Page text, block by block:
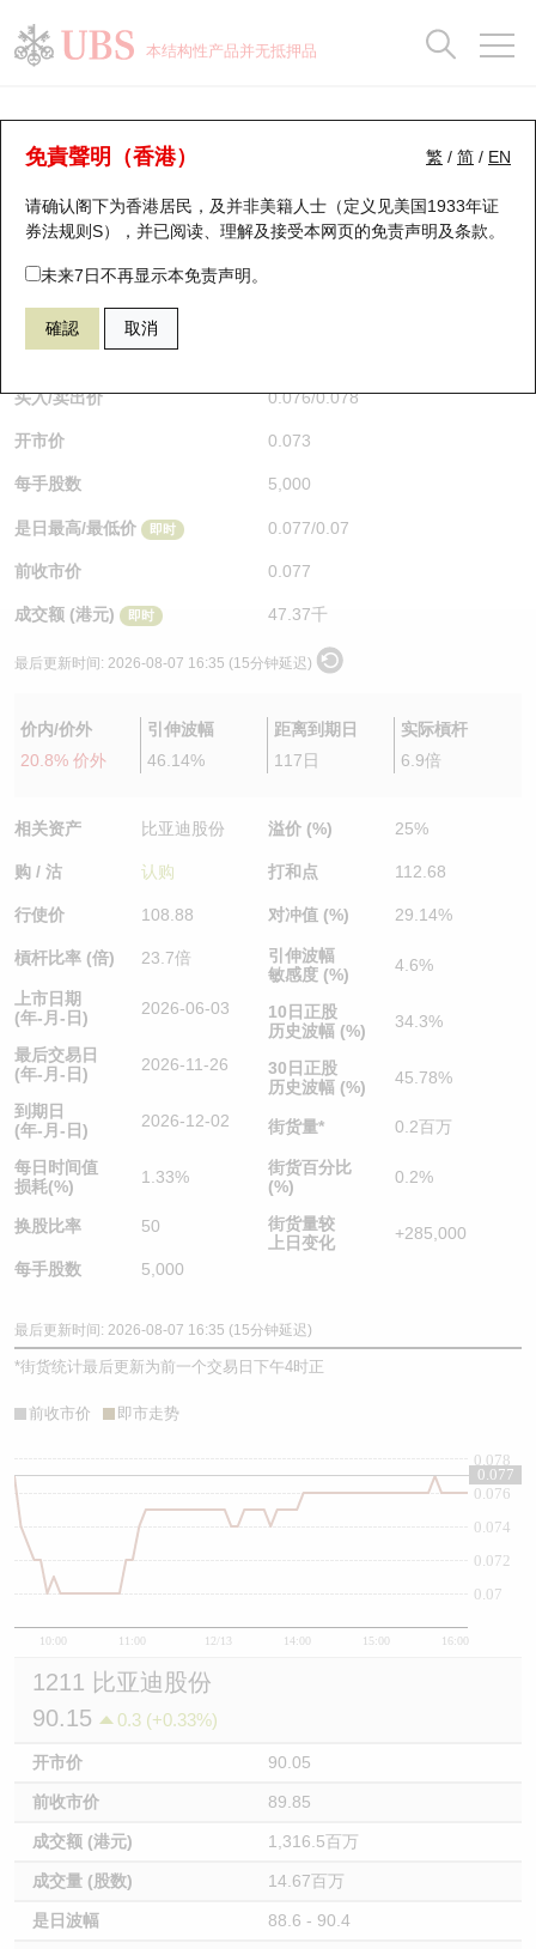
本结构性产品并无抵押品
繁 / 简 / EN
免責聲明（香港）
请确认阁下为香港居民，及并非美籍人士（定义见美国1933年证
券法规则S），并已阅读、理解及接受本网页的免责声明及条款。
未来7日不再显示本免责声明。
確認 取消
认股证分析仪
表现 街货统计 比较
13163 瑞银认购 1211 比亚迪股份
$0.076 0.001
买入/卖出价 0.076/0.078
开市价 0.073
每手股数 5,000
是日最高/最低价 即时 0.077/0.07
前收市价 0.077
成交额 (港元) 即时 47.37千
最后更新时间: 2026-08-07 16:35 (15分钟延迟)
价内/价外
20.8% 价外
引伸波幅
46.14%
距离到期日
117日
实际槓杆
6.9倍
相关资产 比亚迪股份
购 / 沽 认购
行使价 108.88
槓杆比率 (倍) 23.7倍
上市日期
(年-月-日)
2026-06-03
最后交易日
(年-月-日)
2026-11-26
到期日
(年-月-日)
2026-12-02
每日时间值
损耗(%)
1.33%
换股比率 50
每手股数 5,000
溢价 (%) 25%
打和点 112.68
对冲值 (%) 29.14%
引伸波幅
敏感度 (%)
4.6%
10日正股
历史波幅 (%)
34.3%
30日正股
历史波幅 (%)
45.78%
街货量* 0.2百万
街货百分比
(%)
0.2%
街货量较
上日变化
+285,000
最后更新时间: 2026-08-07 16:35 (15分钟延迟)
*街货统计最后更新为前一个交易日下午4时正
前收市价 即市走势
10:00 11:00 12/13 14:00 15:00 16:00
0.07
0.072
0.074
0.076
0.078
0.077
1211 比亚迪股份
90.15
0.3 (+0.33%)
开市价 90.05
前收市价 89.85
成交额 (港元) 1,316.5百万
成交量 (股数) 14.67百万
是日波幅 88.6 - 90.4
瑞银认股证一览
新发行瑞银认股证
即将到期认股证
认股证到期结算价查找
认股证分析仪
认股证速算机
认股证/牛熊证日志
认股证文件及公告
街货统计
比较
牛熊全景快搜
牛熊证搜寻
牛熊证街货分布图
正股牛熊证列表
新发行瑞银牛熊证
已收回牛熊证剩余价值
牛熊证到期结算价查找
牛熊证分析仪
街货统计
比较
十大升幅/跌幅
十大认股证成交分布
十天股证占大市成交
资金流
街货统计
三十大平均引伸波幅
正股分析仪
二十大活跃股份
恒指成份股
国指成份股
科指成份股
相关资产沽空
中资ETFs溢价比较
AH 股价对照
持股比重
显示所有持股比重
每月轮证大市专题
轮证专栏
讲座及教育短片
认股证投资者教育
牛熊证投资者教育
认股证牛熊证常问问题